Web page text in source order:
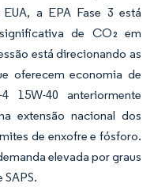
a EPA Fase 3 está
de CO₂ em
está direcionando as
oferecem economia de
15W-40 anteriormente
extensão nacional dos
de enxofre e fósforo.
elevada por graus
SAPS.